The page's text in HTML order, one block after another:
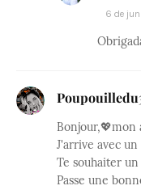
6 de
Bonjour,💖mon
J'arrive avec un
Te souhaiter
Passe une